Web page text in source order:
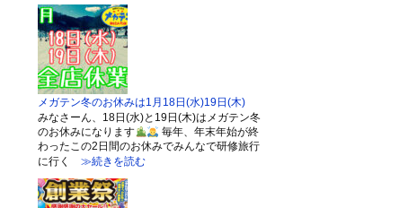
メガテン冬のお休みは1月18日(水)19日(木)
みなさーん、18日(水)と19日(木)はメガテン冬
のお休みになります
毎年、年末年始が終
わったこの2日間のお休みでみんなで研修旅行
に行く
≫続きを読む